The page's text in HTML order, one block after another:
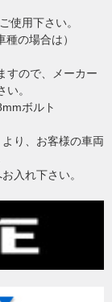
使用下さい。
の場合は）
すので、メーカー
。
ボルト
り、お客様の車両
入れ下さい。